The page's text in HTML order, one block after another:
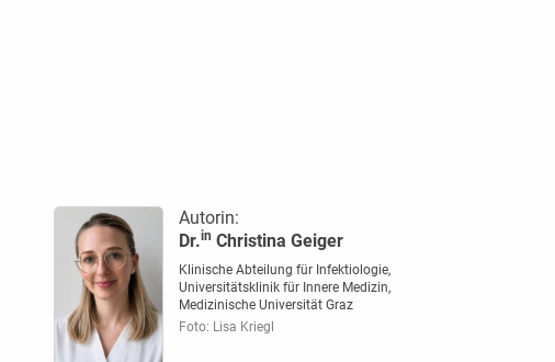
Autorin:
Dr.in Christina Geiger
Klinische Abteilung für Infektiologie,
Universitätsklinik für Innere Medizin,
Medizinische Universität Graz
Foto: Lisa Kriegl